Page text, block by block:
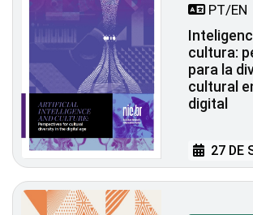
PT/EN
cultura:
para la
cultural
digital
27 DE